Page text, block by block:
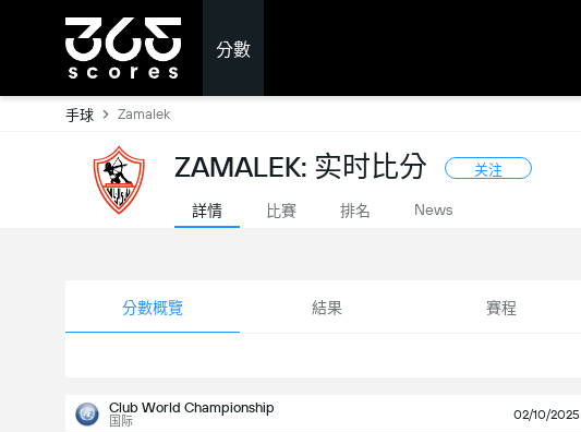
分數
手球 Zamalek
ZAMALEK: 实时比分 关注
詳情 比賽 排名 News
分數概覽 結果 賽程
Club World Championship
国际 02/10/2025